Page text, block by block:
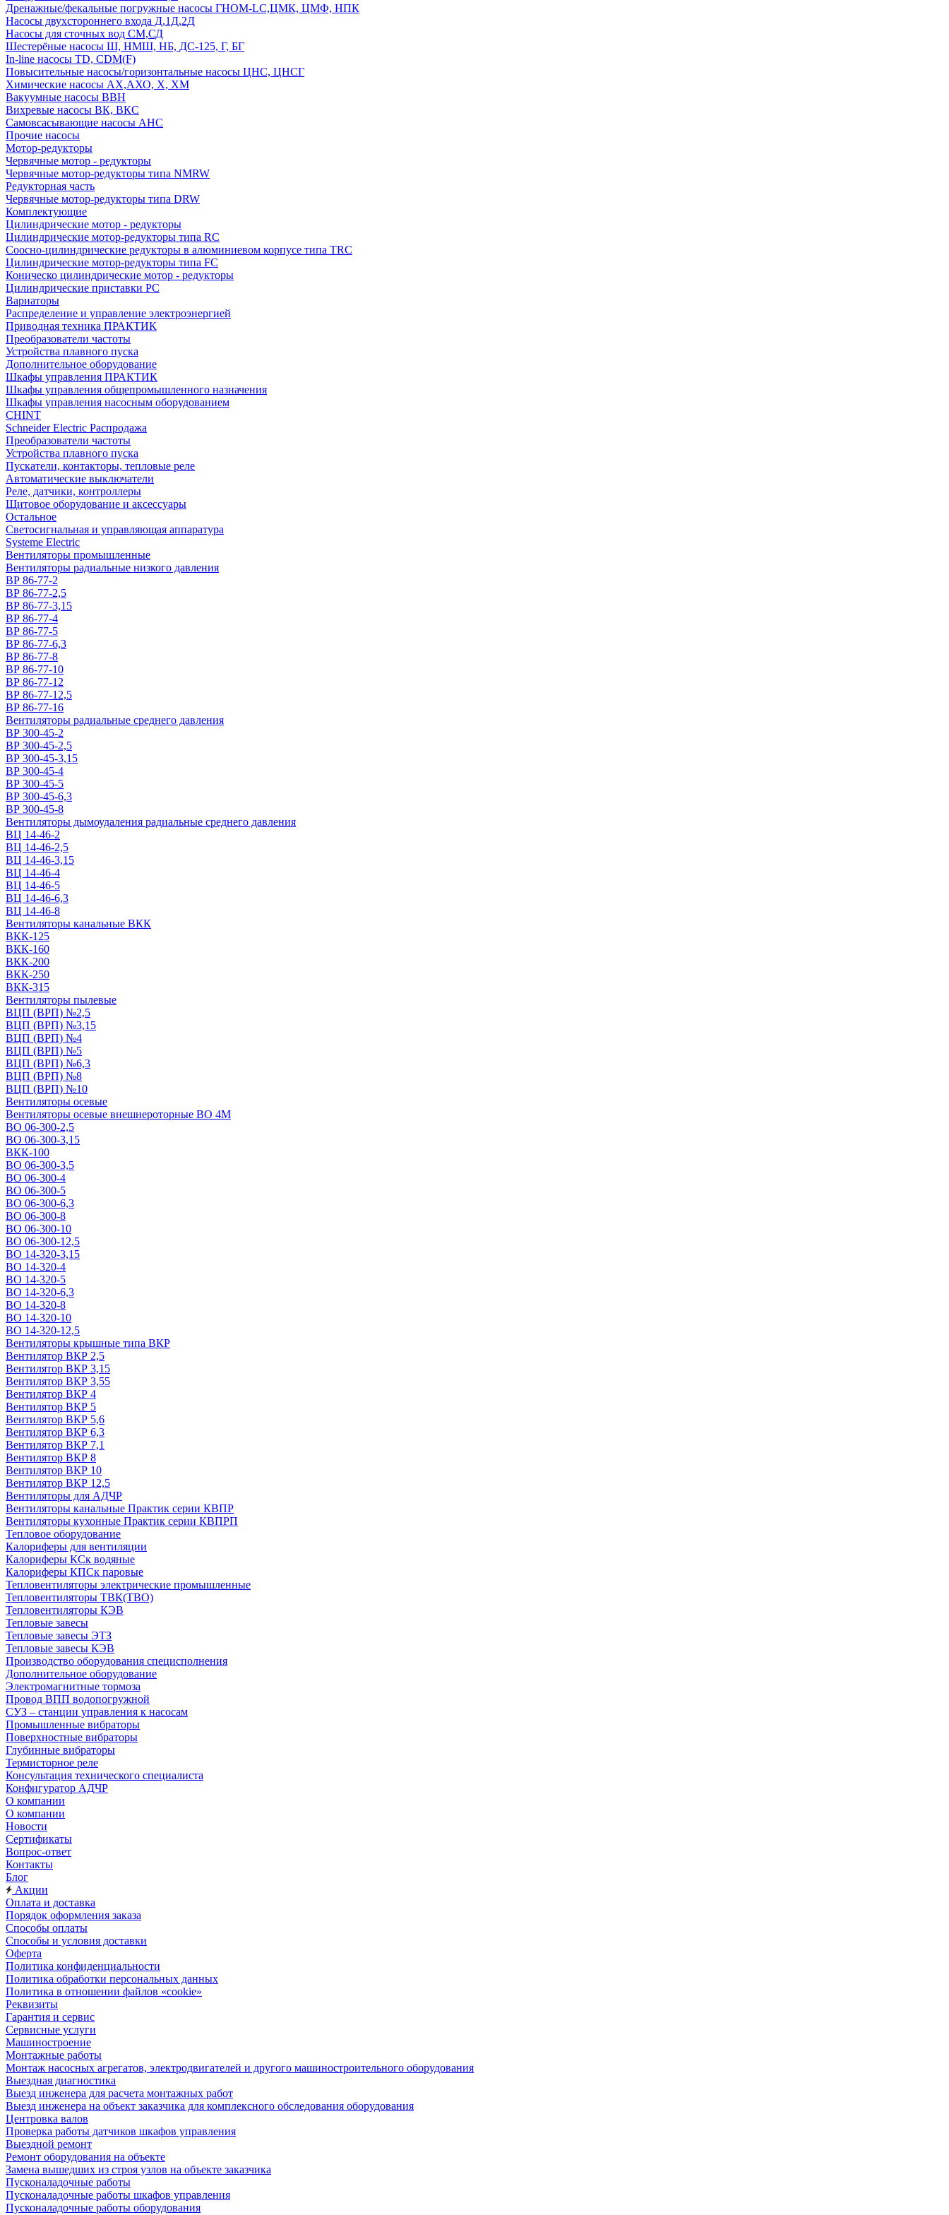
Дренажные/фекальные погружные насосы ГНОМ-LC,ЦМК, ЦМФ, НПК
Насосы двухстороннего входа Д,1Д,2Д
Насосы для сточных вод СМ,СД
Шестерёные насосы Ш, НМШ, НБ, ДС-125, Г, БГ
In-line насосы TD, CDM(F)
Повысительные насосы/горизонтальные насосы ЦНС, ЦНСГ
Химические насосы АХ,АХО, Х, ХМ
Вакуумные насосы ВВН
Вихревые насосы ВК, ВКС
Самовсасывающие насосы АНС
Прочие насосы
Мотор-редукторы
Червячные мотор - редукторы
Червячные мотор-редукторы типа NMRW
Редукторная часть
Червячные мотор-редукторы типа DRW
Комплектующие
Цилиндрические мотор - редукторы
Цилиндрические мотор-редукторы типа RC
Соосно-цилиндрические редукторы в алюминиевом корпусе типа TRC
Цилиндрические мотор-редукторы типа FC
Коническо цилиндрические мотор - редукторы
Цилиндрические приставки PC
Вариаторы
Распределение и управление электроэнергией
Приводная техника ПРАКТИК
Преобразователи частоты
Устройства плавного пуска
Дополнительное оборудование
Шкафы управления ПРАКТИК
Шкафы управления общепромышленного назначения
Шкафы управления насосным оборудованием
CHINT
Schneider Electric Распродажа
Преобразователи частоты
Устройства плавного пуска
Пускатели, контакторы, тепловые реле
Автоматические выключатели
Реле, датчики, контроллеры
Щитовое оборудование и аксессуары
Остальное
Светосигнальная и управляющая аппаратура
Systeme Electric
Вентиляторы промышленные
Вентиляторы радиальные низкого давления
ВР 86-77-2
ВР 86-77-2,5
ВР 86-77-3,15
ВР 86-77-4
ВР 86-77-5
ВР 86-77-6,3
ВР 86-77-8
ВР 86-77-10
ВР 86-77-12
ВР 86-77-12,5
ВР 86-77-16
Вентиляторы радиальные среднего давления
ВР 300-45-2
ВР 300-45-2,5
ВР 300-45-3,15
ВР 300-45-4
ВР 300-45-5
ВР 300-45-6,3
ВР 300-45-8
Вентиляторы дымоудаления радиальные среднего давления
ВЦ 14-46-2
ВЦ 14-46-2,5
ВЦ 14-46-3,15
ВЦ 14-46-4
ВЦ 14-46-5
ВЦ 14-46-6,3
ВЦ 14-46-8
Вентиляторы канальные ВКК
ВКК-125
ВКК-160
ВКК-200
ВКК-250
ВКК-315
Вентиляторы пылевые
ВЦП (ВРП) №2,5
ВЦП (ВРП) №3,15
ВЦП (ВРП) №4
ВЦП (ВРП) №5
ВЦП (ВРП) №6,3
ВЦП (ВРП) №8
ВЦП (ВРП) №10
Вентиляторы осевые
Вентиляторы осевые внешнероторные ВО 4М
ВО 06-300-2,5
ВО 06-300-3,15
ВКК-100
ВО 06-300-3,5
ВО 06-300-4
ВО 06-300-5
ВО 06-300-6,3
ВО 06-300-8
ВО 06-300-10
ВО 06-300-12,5
ВО 14-320-3,15
ВО 14-320-4
ВО 14-320-5
ВО 14-320-6,3
ВО 14-320-8
ВО 14-320-10
ВО 14-320-12,5
Вентиляторы крышные типа ВКР
Вентилятор ВКР 2,5
Вентилятор ВКР 3,15
Вентилятор ВКР 3,55
Вентилятор ВКР 4
Вентилятор ВКР 5
Вентилятор ВКР 5,6
Вентилятор ВКР 6,3
Вентилятор ВКР 7,1
Вентилятор ВКР 8
Вентилятор ВКР 10
Вентилятор ВКР 12,5
Вентиляторы для АДЧР
Вентиляторы канальные Практик серии КВПР
Вентиляторы кухонные Практик серии КВПРП
Тепловое оборудование
Калориферы для вентиляции
Калориферы КСк водяные
Калориферы КПСк паровые
Тепловентиляторы электрические промышленные
Тепловентиляторы ТВК(ТВО)
Тепловентиляторы КЭВ
Тепловые завесы
Тепловые завесы ЭТЗ
Тепловые завесы КЭВ
Производство оборудования специсполнения
Дополнительное оборудование
Электромагнитные тормоза
Провод ВПП водопогружной
СУЗ – станции управления к насосам
Промышленные вибраторы
Поверхностные вибраторы
Глубинные вибраторы
Термисторное реле
Консультация технического специалиста
Конфигуратор АДЧР
О компании
О компании
Новости
Сертификаты
Вопрос-ответ
Контакты
Блог
Акции
Оплата и доставка
Порядок оформления заказа
Способы оплаты
Способы и условия доставки
Оферта
Политика конфиденциальности
Политика обработки персональных данных
Политика в отношении файлов «cookie»
Реквизиты
Гарантия и сервис
Сервисные услуги
Машиностроение
Монтажные работы
Монтаж насосных агрегатов, электродвигателей и другого машиностроительного оборудования
Выездная диагностика
Выезд инженера для расчета монтажных работ
Выезд инженера на объект заказчика для комплексного обследования оборудования
Центровка валов
Проверка работы датчиков шкафов управления
Выездной ремонт
Ремонт оборудования на объекте
Замена вышедших из строя узлов на объекте заказчика
Пусконаладочные работы
Пусконаладочные работы шкафов управления
Пусконаладочные работы оборудования